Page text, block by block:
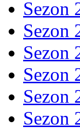
Sezon
Sezon
Sezon
Sezon
Sezon
Sezon